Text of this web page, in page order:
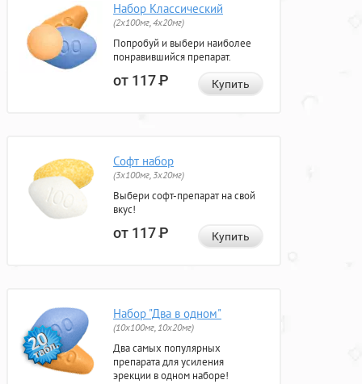
Набор Классический
(2x100мг, 4x20мг)
Попробуй и выбери наиболее
понравившийся препарат.
от 117Р Купить
Софт набор
(3x100мг, 3x20мг)
Выбери софт-препарат на свой
вкус!
от 117Р Купить
Набор "Два в одном"
(10x100мг, 10x20мг)
Два самых популярных
препарата для усиления
эрекции в одном наборе!